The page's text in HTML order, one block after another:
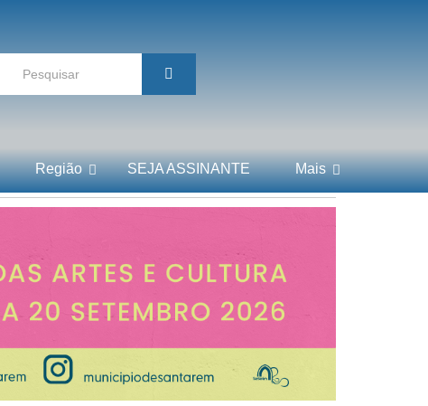
Região SEJA ASSINANTE Mais